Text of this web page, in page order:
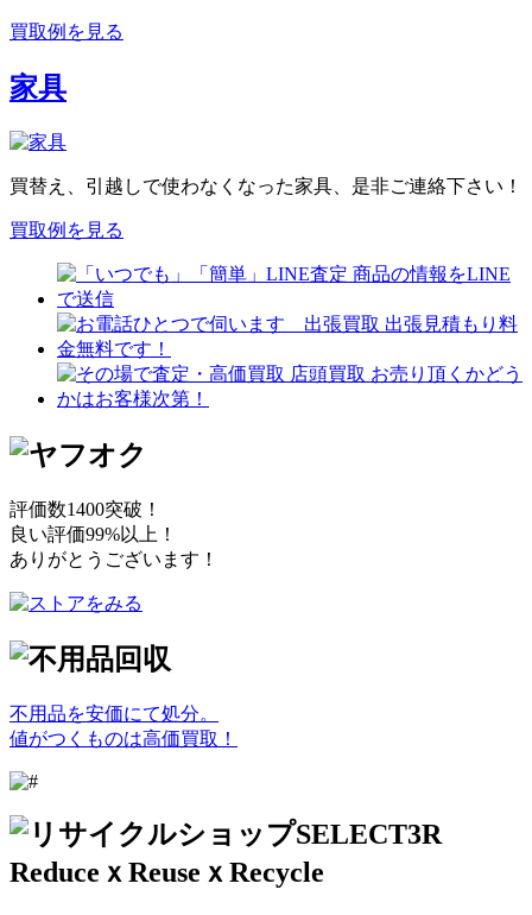
買取例を見る
家具
買替え、引越しで使わなくなった家具、是非ご連絡下さい！
買取例を見る
評価数1400突破！
良い評価99%以上！
ありがとうございます！
不用品を安価にて処分。
値がつくものは高価買取！